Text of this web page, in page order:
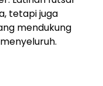
tetapi juga
mendukung